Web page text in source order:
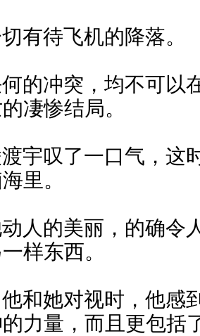
有待飞机的降落。
的冲突，均不可以
凄惨结局。
宇叹了一口气，这
里。
人的美丽，的确令
样东西。
和她对视时，他感
力量，而且更包括